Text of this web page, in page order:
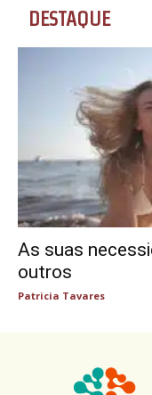
DESTAQUE
As suas
outros
Patricia Tavares